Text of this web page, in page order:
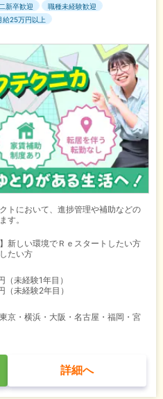
新卒歓迎
職種未経験歓迎
給25万円以上
トにおいて、進捗管理や補助などの
す。
新しい環境でＲｅスタートしたい方
たい方
未経験1年目）
未経験2年目）
京・横浜・大阪・名古屋・福岡・宮
詳細へ